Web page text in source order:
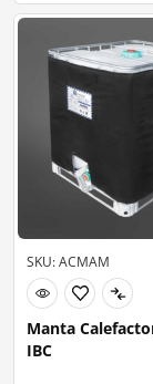
SKU: ACMAM
Manta
IBC